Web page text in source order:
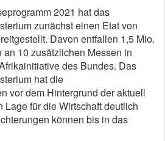
2021 hat das
zunächst einen Etat von
Davon entfallen 1,5 Mio.
10 zusätzlichen Messen in
des Bundes. Das
hat die
vor dem Hintergrund der aktuell
für die Wirtschaft deutlich
können bis in das